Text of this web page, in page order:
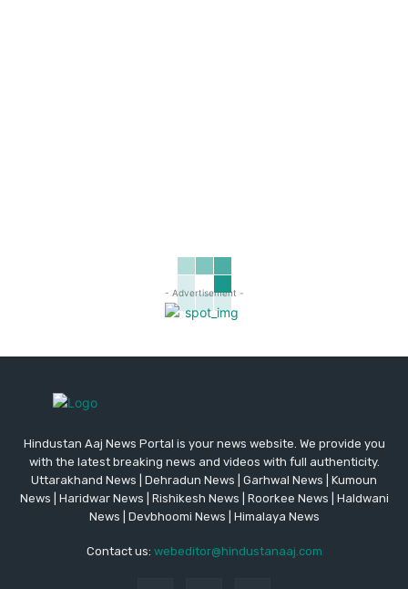
- Advertisement -
Hindustan Aaj News Portal is your news website. We provide you
with the latest breaking news and videos with full authenticity.
Uttarakhand News | Dehradun News | Garhwal News | Kumoun
News | Haridwar News | Rishikesh News | Roorkee News | Haldwani
News | Devbhoomi News | Himalaya News
Contact us: webeditor@hindustanaaj.com